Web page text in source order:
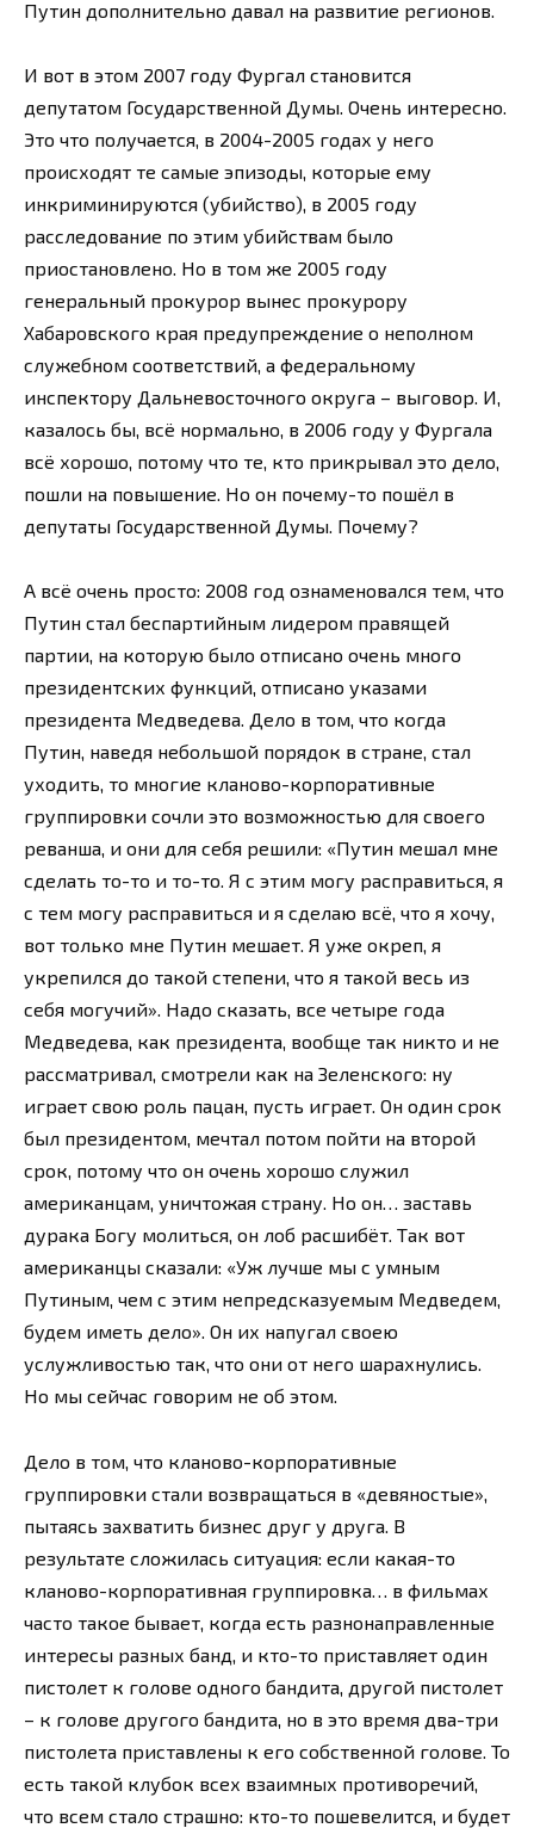
Путин дополнительно давал на развитие регионов.
И вот в этом 2007 году Фургал становится
депутатом Государственной Думы. Очень интересно.
Это что получается, в 2004-2005 годах у него
происходят те самые эпизоды, которые ему
инкриминируются (убийство), в 2005 году
расследование по этим убийствам было
приостановлено. Но в том же 2005 году
генеральный прокурор вынес прокурору
Хабаровского края предупреждение о неполном
служебном соответствий, а федеральному
инспектору Дальневосточного округа – выговор. И,
казалось бы, всё нормально, в 2006 году у Фургала
всё хорошо, потому что те, кто прикрывал это дело,
пошли на повышение. Но он почему-то пошёл в
депутаты Государственной Думы. Почему?
А всё очень просто: 2008 год ознаменовался тем, что
Путин стал беспартийным лидером правящей
партии, на которую было отписано очень много
президентских функций, отписано указами
президента Медведева. Дело в том, что когда
Путин, наведя небольшой порядок в стране, стал
уходить, то многие кланово-корпоративные
группировки сочли это возможностью для своего
реванша, и они для себя решили: «Путин мешал мне
сделать то-то и то-то. Я с этим могу расправиться, я
с тем могу расправиться и я сделаю всё, что я хочу,
вот только мне Путин мешает. Я уже окреп, я
укрепился до такой степени, что я такой весь из
себя могучий». Надо сказать, все четыре года
Медведева, как президента, вообще так никто и не
рассматривал, смотрели как на Зеленского: ну
играет свою роль пацан, пусть играет. Он один срок
был президентом, мечтал потом пойти на второй
срок, потому что он очень хорошо служил
американцам, уничтожая страну. Но он… заставь
дурака Богу молиться, он лоб расшибёт. Так вот
американцы сказали: «Уж лучше мы с умным
Путиным, чем с этим непредсказуемым Медведем,
будем иметь дело». Он их напугал своею
услужливостью так, что они от него шарахнулись.
Но мы сейчас говорим не об этом.
Дело в том, что кланово-корпоративные
группировки стали возвращаться в «девяностые»,
пытаясь захватить бизнес друг у друга. В
результате сложилась ситуация: если какая-то
кланово-корпоративная группировка… в фильмах
часто такое бывает, когда есть разнонаправленные
интересы разных банд, и кто-то приставляет один
пистолет к голове одного бандита, другой пистолет
– к голове другого бандита, но в это время два-три
пистолета приставлены к его собственной голове. То
есть такой клубок всех взаимных противоречий,
что всем стало страшно: кто-то пошевелится, и будет